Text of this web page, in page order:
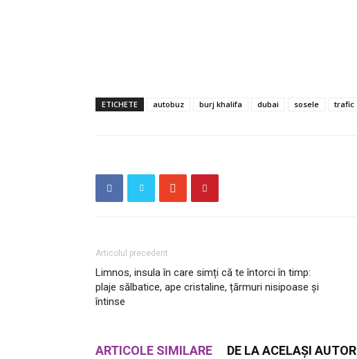
ETICHETE autobuz burj khalifa dubai sosele trafic
Articolul precedent
Limnos, insula în care simți că te întorci în timp:
plaje sălbatice, ape cristaline, țărmuri nisipoase și
întinse
ARTICOLE SIMILARE DE LA ACELAȘI AUTOR